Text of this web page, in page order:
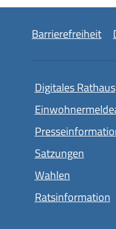
Barrierefreiheit
Digitales Rathaus
Satzungen
Wahlen
Ratsinformation